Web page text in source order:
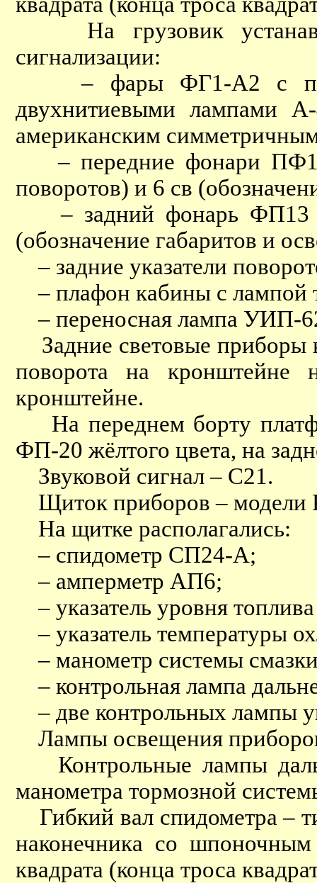
На грузовик
сигнализации:
– фары ФГ1-А2 с
двухнитиевыми лампами
американским
– передние фонари
поворотов) и 6 св
– задний фонарь ФП13
(обозначение габаритов и
– задние указатели
– плафон кабины с лампой
– переносная лампа УИП-
Задние световые приборы
поворота на кронштейне
кронштейне.
На переднем борту
ФП-20 жёлтого цвета, на
Звуковой сигнал – С21.
Щиток приборов –
На щитке располагались:
– спидометр СП24-А;
– амперметр АП6;
– указатель уровня
– указатель температуры
– манометр системы
– контрольная лампа
– две контрольных лампы
Лампы освещения
Контрольные лампы
манометра тормозной
Гибкий вал спидометра –
наконечника со
квадрата (конца троса